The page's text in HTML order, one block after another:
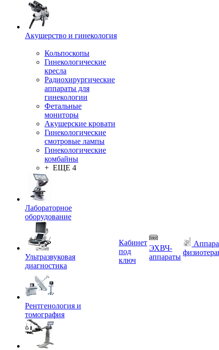
Акушерство и гинекология
Кольпоскопы
Гинекологические
кресла
Радиохирургические
аппараты для
гинекологии
Фетальные
мониторы
Акушерские кровати
Гинекологические
смотровые лампы
Гинекологические
комбайны
+ ЕЩЕ 4
Лабораторное
оборудование
Ультразвуковая
диагностика
Рентгенология и
томография
Кабинет
под
ключ
ЭХВЧ-
аппараты